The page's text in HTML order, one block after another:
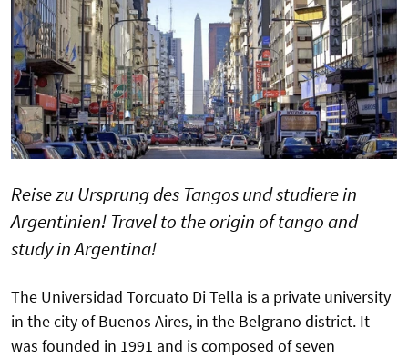
Reise zu Ursprung des Tangos und studiere in
Argentinien! Travel to the origin of tango and
study in Argentina!
The Universidad Torcuato Di Tella is a private university
in the city of Buenos Aires, in the Belgrano district. It
was founded in 1991 and is composed of seven